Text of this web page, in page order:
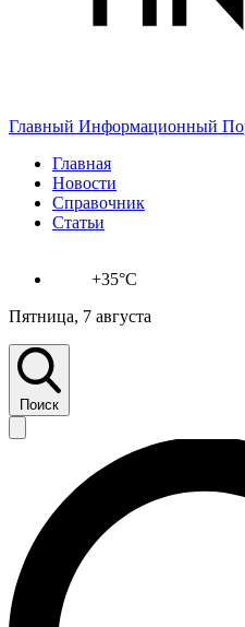
Главный Информационный
Главная
Новости
Справочник
Статьи
+35°C
Пятница, 7 августа
Поиск